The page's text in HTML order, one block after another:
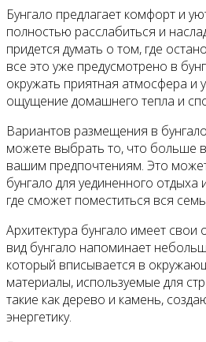
Бунгало предлагает комфорт и
полностью расслабиться и
придется думать о том, где
все это уже предусмотрено в
окружать приятная атмосфера и
ощущение домашнего тепла и
Вариантов размещения в
можете выбрать то, что больше
вашим предпочтениям. Это
бунгало для уединенного отдыха
где сможет поместиться вся
Архитектура бунгало имеет
вид бунгало напоминает
который вписывается в
материалы, используемые для
такие как дерево и камень,
энергетику.